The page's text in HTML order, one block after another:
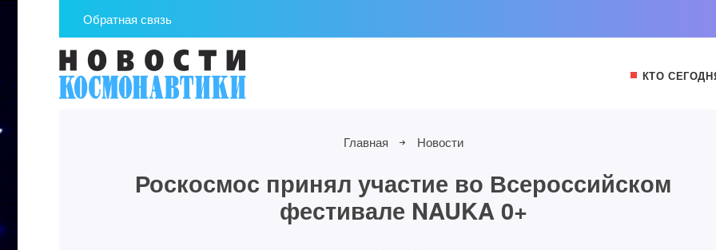
Обратная связь
КТО
Главная Новости
Роскосмос принял участие во Всероссийском
фестивале NAUKA 0+